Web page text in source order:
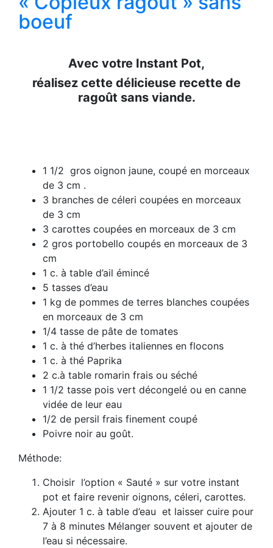
boeuf
Avec votre Instant Pot,
réalisez cette délicieuse recette de
ragoût sans viande.
1 1/2 gros oignon jaune, coupé en morceaux
de 3 cm .
3 branches de céleri coupées en morceaux
de 3 cm
3 carottes coupées en morceaux de 3 cm
2 gros portobello coupés en morceaux de 3
cm
1 c. à table d’ail émincé
5 tasses d’eau
1 kg de pommes de terres blanches coupées
en morceaux de 3 cm
1/4 tasse de pâte de tomates
1 c. à thé d’herbes italiennes en flocons
1 c. à thé Paprika
2 c.à table romarin frais ou séché
1 1/2 tasse pois vert décongelé ou en canne
vidée de leur eau
1/2 de persil frais finement coupé
Poivre noir au goût.
Méthode:
Choisir l’option « Sauté » sur votre instant
pot et faire revenir oignons, céleri, carottes.
Ajouter 1 c. à table d’eau et laisser cuire pour
7 à 8 minutes Mélanger souvent et ajouter de
l’eau si nécessaire.